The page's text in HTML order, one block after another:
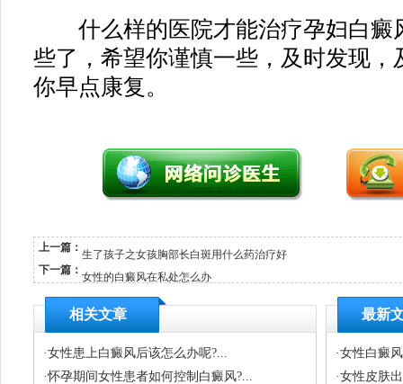
什么样的医院才能治疗孕妇白癜
些了，希望你谨慎一些，及时发现，
你早点康复。
上一篇： 生了孩子之女孩胸部长白斑用什么药治疗好
下一篇： 女性的白癜风在私处怎么办
相关文章
·女性患上白癜风后该怎么办呢?...
·怀孕期间女性患者如何控制白癜风?...
最新
·女性白癜
·女性皮肤